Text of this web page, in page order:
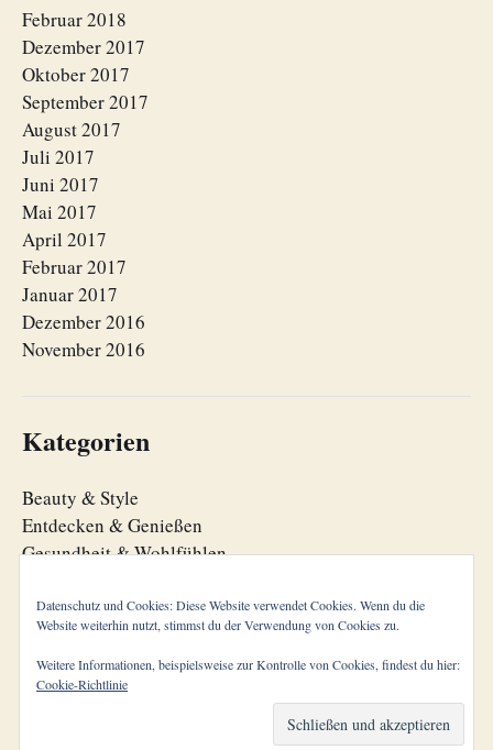
Februar 2018
Dezember 2017
Oktober 2017
September 2017
August 2017
Juli 2017
Juni 2017
Mai 2017
April 2017
Februar 2017
Januar 2017
Dezember 2016
November 2016
Kategorien
Beauty & Style
Entdecken & Genießen
Gesundheit & Wohlfühlen
Lebensorganisation
Zeitgeist
Theme vonAnders Norén
Datenschutz und Cookies: Diese Website verwendet Cookies. Wenn du die
Website weiterhin nutzt, stimmst du der Verwendung von Cookies zu.
Weitere Informationen, beispielsweise zur Kontrolle von Cookies, findest du hier:
Cookie-Richtlinie